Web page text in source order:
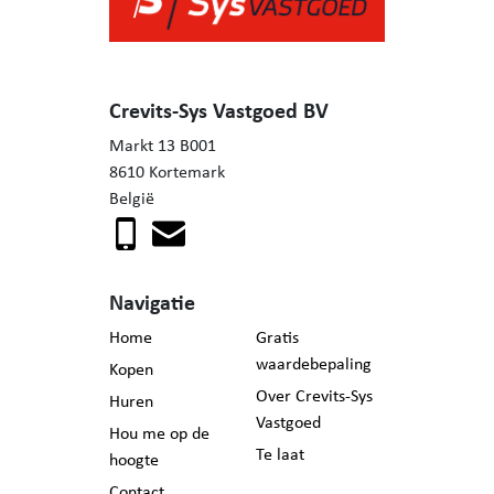
Crevits-Sys Vastgoed BV
Markt 13 B001
8610 Kortemark
België
Navigatie
Home
Kopen
Huren
Hou me op de
hoogte
Gratis
waardebepaling
Over Crevits-Sys
Vastgoed
Te laat